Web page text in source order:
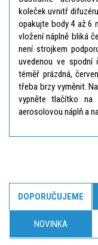
koleček uvnitř
opakujte body 4 až 6
vložení náplně bliká
není strojkem
uvedenou ve
téměř prázdná,
třeba brzy vyměnit.
vypněte tlačítko na
aerosolovou náplň a
DOPORUČUJEME
NOVINKA